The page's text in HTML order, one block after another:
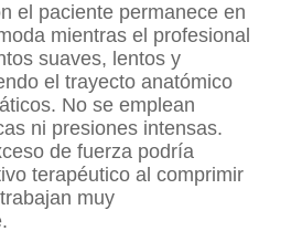
el paciente permanece en
mientras el profesional
suaves, lentos y
el trayecto anatómico
No se emplean
ni presiones intensas.
de fuerza podría
terapéutico al comprimir
muy